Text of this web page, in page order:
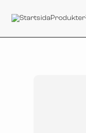
StartsidaProdukter